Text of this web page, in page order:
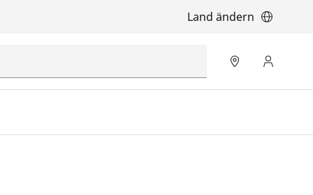
Land ändern